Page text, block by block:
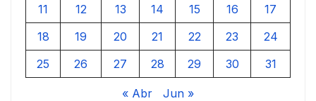
11
12 13 14 15 16
17
18
19 20 21 22 23
24
25
26 27 28 29 30 31
« Abr Jun »